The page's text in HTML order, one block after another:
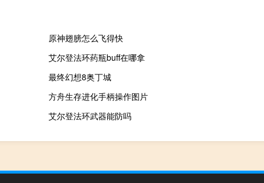
原神翅膀怎么飞得快
艾尔登法环药瓶buff在哪拿
最终幻想8奥丁城
方舟生存进化手柄操作图片
艾尔登法环武器能防吗